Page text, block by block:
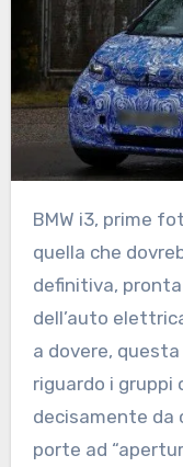
BMW i3, prime foto rubate dell’elettrica tedesca,
quella che
definitiva,
dell’auto
a dovere,
riguardo i
decisamente da
porte ad